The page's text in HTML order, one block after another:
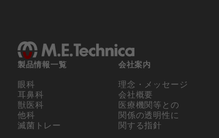
製品情報一覧
眼科
耳鼻科
獣医科
他科
滅菌トレー
会社案内
理念・メッセージ
会社概要
医療機関等との
関係の透明性に
関する指針